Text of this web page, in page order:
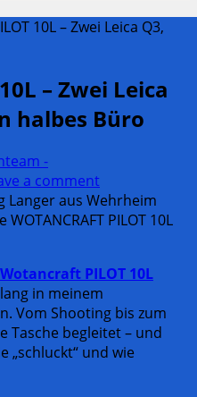
10L – Zwei Leica Q3,
– Zwei Leica
halbes Büro
-
a comment
Wotancraft PILOT 10L
in meinem
Vom Shooting bis zum
Tasche begleitet – und
„schluckt“ und wie